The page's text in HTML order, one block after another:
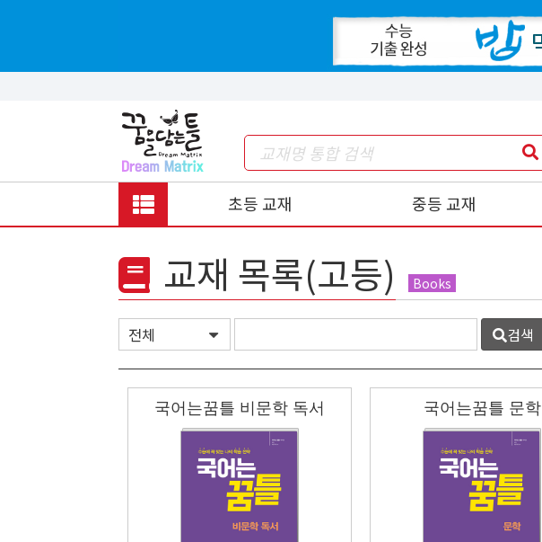
초등 교재 중등 교재
교재 목록(고등) Books
검색
국어는꿈틀 비문학 독서 국어는꿈틀 문학